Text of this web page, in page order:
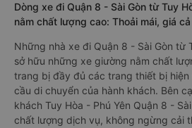
Dòng xe đi Quận 8 - Sài Gòn từ Tuy
nằm chất lượng cao: Thoải mái, giá
Những nhà xe đi Quận 8 - Sài Gòn từ
sở hữu những xe giường nằm chất
trang bị đầy đủ các trang thiết bị hiện
cầu di chuyển của hành khách. Bên
khách Tuy Hòa - Phú Yên Quận 8 -
chất lượng dịch vụ, không ngừng cải